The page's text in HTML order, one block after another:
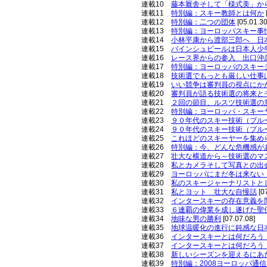
連載10 藤本厩舎そして「様式美」か
連載11 特別編：スキー教師とは何か
連載12 特別編：二つの団体
連載13 特別編：ヨーロッパスキー事
連載14 小林平康から渡部三郎へ 日
連載15 バインシュピールは日本人
連載16 レース界からの参入 出口沖
連載17 特別編：ヨーロッパのスキ
連載18 技術選でもっとも厳しい仕事
連載19 いい競争は審判員の視点に
連載20 審判員が語る技術選の将来
連載21
２回の節目、ルスツ技術選の
連載22 特別編：ヨーロッパ・スキ
連載23
９０年代のスキー技術（ブ
連載24
９０年代のスキー技術（ブ
連載25 これほどのスキーヤーを集
連載26 特別編：今、どんな危機感
連載27 壮大な横道から～技術選のマ
連載28 私とカメラそして写真との出
連載29 ヨーロッパにまだ冬は来な
連載30 私のスキージャーナリストと
連載31 私とヨット 壮大な自慢話
連載32 インタースキーの存在意義
連載33
６連覇の偉業を成し遂げた
連載34 地味な男の勝利 [07.07.08]
連載35 地球温暖化の進行に鈍感な日
連載36 インタースキーとは何だろう
連載37 インタースキーとは何だろう
連載38 新しいシーズンを迎えるにあ
連載39 特別編：2008ヨーロッパ通